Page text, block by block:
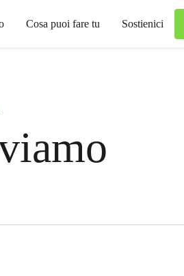
Cosa puoi fare tu Sostienici